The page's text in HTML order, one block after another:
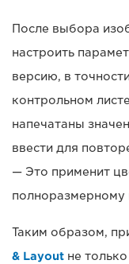
После выбора
настроить
версию, в
контрольном
напечатаны
ввести для
— Это применит
Таким образом,
& Layout не